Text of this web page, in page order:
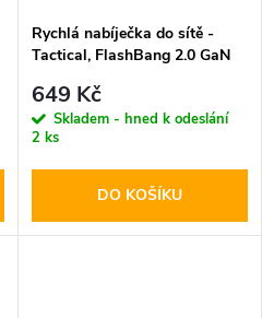
Rychlá nabíječka do sítě -
Tactical, FlashBang 2.0 GaN
649 Kč
Skladem - hned k odeslání
2 ks
DO KOŠÍKU